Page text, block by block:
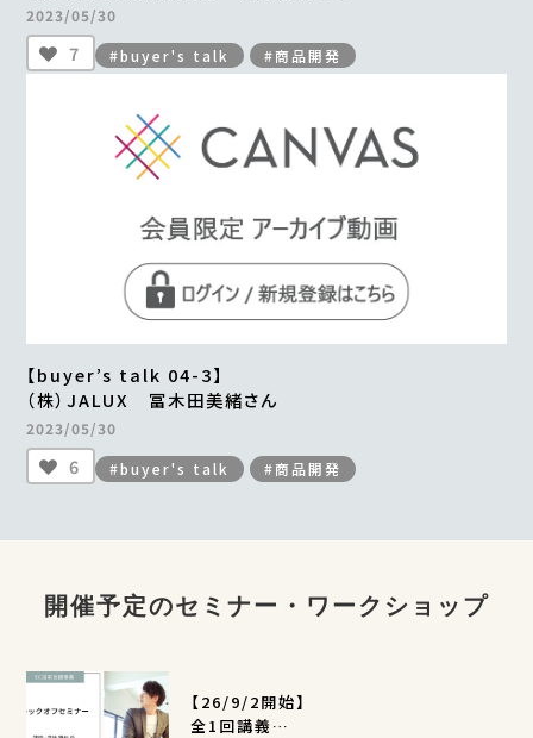
2023/05/30
7 #buyer's talk #商品開発
【buyer’s talk 04-3】
（株）JALUX 冨木田美緒さん
2023/05/30
6 #buyer's talk #商品開発
開催予定のセミナー・ワークショップ
【26/9/2開始】
全1回講義